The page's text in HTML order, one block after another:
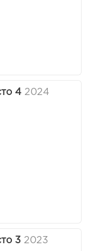
4 2024
3 2023